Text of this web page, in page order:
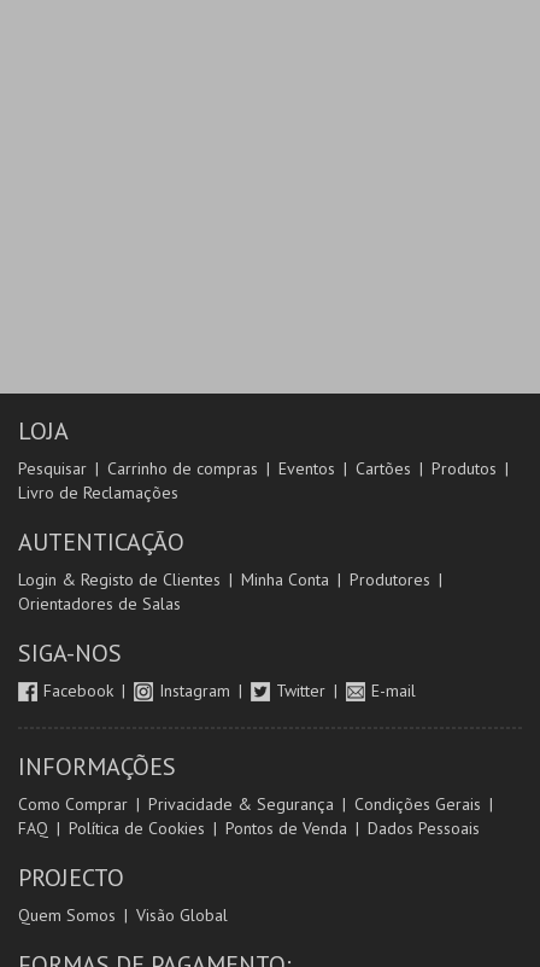
LOJA
Pesquisar Carrinho de compras Eventos Cartões
Produtos
Livro de Reclamações
AUTENTICAÇÃO
Login & Registo de Clientes Minha Conta
Produtores
Orientadores de Salas
SIGA-NOS
Facebook Instagram Twitter E-mail
INFORMAÇÕES
Como Comprar Privacidade & Segurança
Condições Gerais
FAQ
Política de Cookies Pontos de Venda Dados Pessoais
PROJECTO
Quem Somos Visão Global